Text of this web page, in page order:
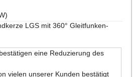
LGS mit 360° Gleitfunken-
eine Reduzierung des
vielen unserer Kunden bestätigt